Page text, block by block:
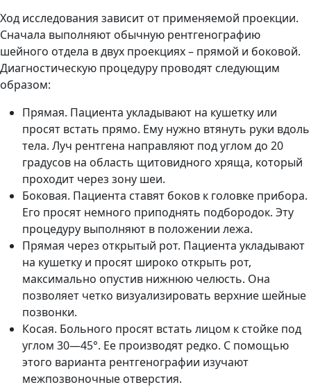
Ход исследования зависит от применяемой проекции.
Сначала выполняют обычную рентгенографию
шейного отдела в двух проекциях – прямой и боковой.
Диагностическую процедуру проводят следующим
образом:
Прямая. Пациента укладывают на кушетку или
просят встать прямо. Ему нужно втянуть руки вдоль
тела. Луч рентгена направляют под углом до 20
градусов на область щитовидного хряща, который
проходит через зону шеи.
Боковая. Пациента ставят боков к головке прибора.
Его просят немного приподнять подбородок. Эту
процедуру выполняют в положении лежа.
Прямая через открытый рот. Пациента укладывают
на кушетку и просят широко открыть рот,
максимально опустив нижнюю челюсть. Она
позволяет четко визуализировать верхние шейные
позвонки.
Косая. Больного просят встать лицом к стойке под
углом 30—45°. Ее производят редко. С помощью
этого варианта рентгенографии изучают
межпозвоночные отверстия.